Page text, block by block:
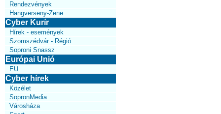
Rendezvények
Hangverseny-Zene
Cyber Kurír
Hírek - események
Szomszédvár - Régió
Soproni Snassz
Európai Unió
EU
Cyber hírek
Közélet
SopronMedia
Városháza